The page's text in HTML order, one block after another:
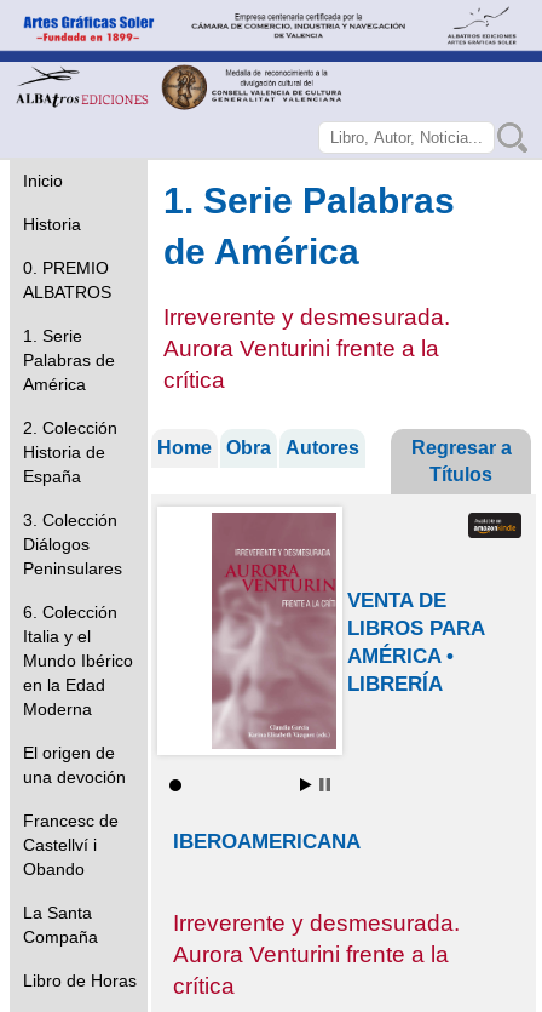
Inicio
Historia
0. PREMIO
ALBATROS
1. Serie
Palabras de
América
2. Colección
Historia de
España
3. Colección
Diálogos
Peninsulares
6. Colección
Italia y el
Mundo Ibérico
en la Edad
Moderna
El origen de
una devoción
Francesc de
Castellví i
Obando
La Santa
Compaña
Libro de Horas
1. Serie Palabras
de América
Irreverente y desmesurada.
Aurora Venturini frente a la
crítica
Regresar a
Títulos
Home Obra Autores
VENTA DE
LIBROS PARA
AMÉRICA •
LIBRERÍA
IBEROAMERICANA
Irreverente y desmesurada.
Aurora Venturini frente a la
crítica